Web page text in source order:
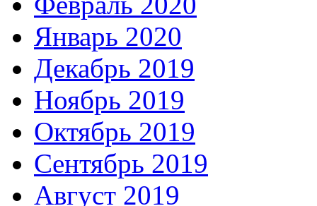
Январь 2020
Декабрь 2019
Ноябрь 2019
Октябрь 2019
Сентябрь 2019
Август 2019